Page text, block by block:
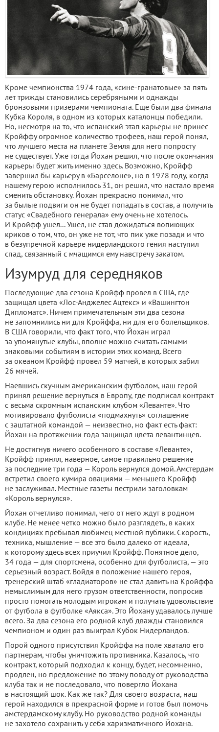
Кроме чемпионства 1974 года, «сине-гранатовые» за пять
лет трижды становились серебряными и однажды
бронзовыми призерами чемпионата. Еще были два финала
Кубка Короля, в одном из которых каталонцы победили.
Но, несмотря на то, что испанский этап карьеры не принес
Кройффу огромное количество трофеев, наш герой понял,
что лучшего места на планете Земля для него попросту
не существует. Уже тогда Йохан решил, что после окончания
карьеры будет жить именно здесь. Возможно, Кройфф
завершил бы карьеру в «Барселоне», но в 1978 году, когда
нашему герою исполнилось 31, он решил, что настало время
сменить обстановку. Йохан прекрасно понимал, что
за былые подвиги он не будет попадать в состав, а получить
статус «Свадебного генерала» ему очень не хотелось.
И Кройфф ушел... Ушел, не став дожидаться вопиющих
криков о том, что, он уже не тот, что пик уже позади и что
в безупречной карьере нидерландского гения наступил
спад, связанный с мчащимся ему навстречу закатом.
Изумруд для середняков
Последующие два сезона Кройфф провел в США, где
защищал цвета «Лос-Анджелес Ацтекс» и «Вашингтон
Дипломатс». Ничем примечательным эти два сезона
не запомнились ни для Кройффа, ни для его болельщиков.
В США говорили, что факт того, что Йохан играл
за упомянутые клубы, вполне можно считать самыми
знаковыми событиям в истории этих команд. Всего
за океаном Кройфф провел 59 матчей, в которых забил
26 мячей.
Наевшись скучным американским футболом, наш герой
принял решение вернуться в Европу, где подписал контракт
с весьма скромным испанским клубом «Леванте». Что
мотивировало футболиста «подмахнуть» соглашение
с заштатной командой — неизвестно, но факт есть факт:
Йохан на протяжении года защищал цвета левантинцев.
Не достигнув ничего особенного в составе «Леванте»,
Кройфф принял, наверное, самое правильно решение
за последние три года — Король вернулся домой. Амстердам
встретил своего кумира овациями — меньшего Кройфф
не заслуживал. Местные газеты пестрили заголовкам
«Король вернулся».
Йохан отчетливо понимал, чего от него ждут в родном
клубе. Не менее четко можно было разглядеть, в каких
кондициях пребывал любимец местной публики. Скорость,
техника, мышление — все это было далеко от идеала,
к которому здесь всех приучил Кройфф. Понятное дело,
34 года — для спортсмена, особенно для футболиста, — это
серьезный возраст. Войдя в положение нашего героя,
тренерский штаб «гладиаторов» не стал давить на Кройффа
немыслимым для него грузом ответственности, попросив
просто помогать молодым игрокам и получать удовольствие
от футбола в футболке «Аякса». Это Йохану удавалось лучше
всего. За два сезона его родной клуб дважды становился
чемпионом и один раз выиграл Кубок Нидерландов.
Порой одного присутствия Кройффа на поле хватало его
партнерам, чтобы уничтожить противника. Казалось, что
контракт, который подходил к концу, будет, несомненно,
продлен, но предложение по этому поводу от руководства
клуба так и не последовало, что повергло Йохана
в настоящий шок. Как же так? Для своего возраста, наш
герой находился в прекрасной форме и готов был помочь
амстердамскому клубу. Но руководство родной команды
не захотело сохранить у себя харизматичного Йохана.